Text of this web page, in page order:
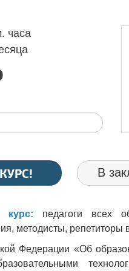
часа
В
курс:
педагоги всех
методисты, репетиторы
Федерации «Об